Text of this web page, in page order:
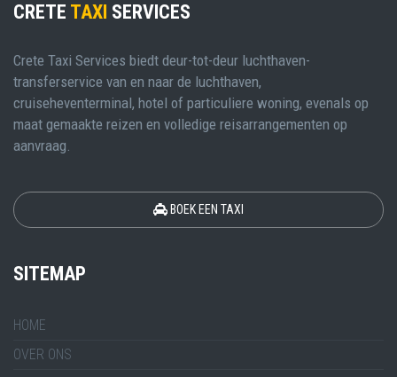
CRETE TAXI SERVICES
Crete Taxi Services biedt deur-tot-deur luchthaven-
transferservice van en naar de luchthaven,
cruiseheventerminal, hotel of particuliere woning, evenals op
maat gemaakte reizen en volledige reisarrangementen op
aanvraag.
BOEK EEN TAXI
SITEMAP
HOME
OVER ONS